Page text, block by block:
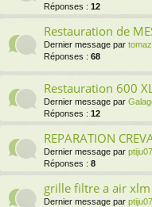
Réponses : 12
Restauration de
Dernier message par
Réponses : 68
Restauration 600
Dernier message par
Réponses : 12
REPARATION
Dernier message par
Réponses : 8
grille filtre a air xlm
Dernier message par